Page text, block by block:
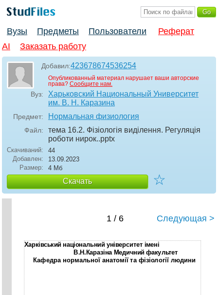
Вузы Предметы Пользователи
Реферат
AI
Заказать работу
Добавил:423678674536254
Опубликованный материал нарушает ваши авторские
права? Сообщите нам.
Вуз:
Харьковский Национальный Университет
им. В. Н. Каразина
Предмет: Нормальная физиология
Файл:
тема 16.2. Фізіологія виділення. Регуляція
роботи нирок..pptx
Скачиваний:
44
Добавлен:
13.09.2023
Размер:
4 Мб
Скачать ☆
1 / 6 Следующая >
Харківський національний університет імені
В.Н.Каразіна Медичний факультет
Кафедра нормальної анатомії та фізіології людини